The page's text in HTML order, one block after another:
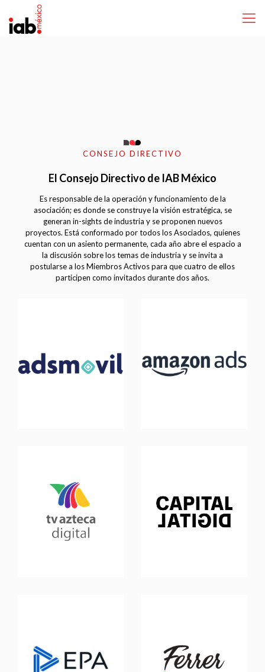
CONSEJO DIRECTIVO
El Consejo Directivo de IAB México
Es responsable de la operación y funcionamiento de la
asociación; es donde se construye la visión estratégica, se
generan in-sights de industria y se proponen nuevos
proyectos. Está conformado por todos los Asociados, quienes
cuentan con un asiento permanente, cada año abre el espacio a
la discusión sobre los temas de industria y se invita a
postularse a los Miembros Activos para que cuatro de ellos
participen como invitados durante dos años.